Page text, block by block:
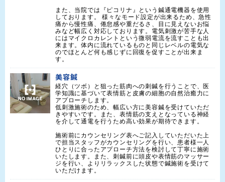
また、当院では『ピコリナ』という鍼通電機器を使用
しております。 様々なモード設定が出来るため、急性
痛から慢性痛、倦怠感や重だるさ、目に見えないお悩
みなど幅広く対応しております。電気刺激が苦手な人
にはマイクロカレントという微弱電流を流すことも出
来ます。体内に流れているものと同じレベルの電気な
のでほとんど何も感じずに回復を促すことが出来ま
す。
美容鍼
経穴（ツボ）と狙った筋肉への刺鍼を行うことで、医
学知識に基づいて表情筋と皮膚の細胞の自然治癒力に
アプローチします。
低刺激施術のため、幅広い方に美容鍼を受けていただ
きやすいです。また、表情筋の支えとなっている神経
を介して通電を行うため高い効果が期待できます。
施術前にカウンセリング表へご記入していただいた上
で担当スタッフがカウンセリングを行い、患者様一人
ひとりに合ったアプローチ方法を検討して丁寧に施術
いたします。また、刺鍼前に頭皮や表情筋のマッサー
ジを行い、よりリラックスした状態で鍼施術を受けて
いただけます。